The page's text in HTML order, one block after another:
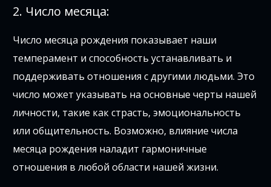
2. Число месяца:
Число месяца рождения показывает наши
темперамент и способность устанавливать и
поддерживать отношения с другими людьми. Это
число может указывать на основные черты нашей
личности, такие как страсть, эмоциональность
или общительность. Возможно, влияние числа
месяца рождения наладит гармоничные
отношения в любой области нашей жизни.